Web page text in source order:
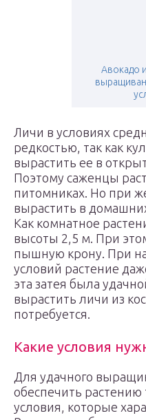
Авокадо
Личи в условиях
редкостью, так как
вырастить ее в
Поэтому саженцы
питомниках. Но при
вырастить в
Как комнатное
высоты 2,5 м. При
пышную крону. При
условий растение
эта затея была
вырастить личи из
потребуется.
Какие условия
Для удачного
обеспечить
условия, которые